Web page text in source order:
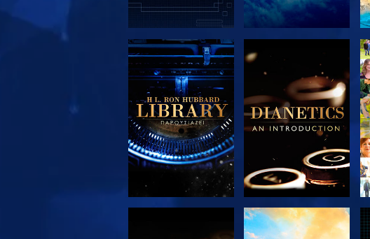
ΕΞΕΡΕΥΝΗΣΤΕ ΤΗ
ΣΕΙΡΑ
ΕΞΕΡΕΥΝΗΣΤΕ ΤΗ
ΣΕΙΡΑ